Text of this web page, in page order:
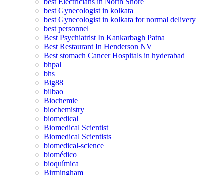
best Gynecologist in kolkata
best Gynecologist in kolkata for normal delivery
best personnel
Best Psychiatrist In Kankarbagh Patna
Best Restaurant In Henderson NV
Best stomach Cancer Hospitals in hyderabad
bhpal
bhs
Big88
bilbao
Biochemie
biochemistry
biomedical
Biomedical Scientist
Biomedical Scientists
biomedical-science
biomédico
bioquímica
Birmingham